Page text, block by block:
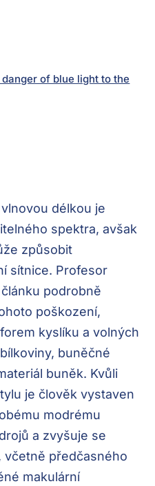
of blue light to the
délkou je
spektra, avšak
způsobit
sítnice. Profesor
podrobně
poškození,
kyslíku a volných
buněčné
buněk. Kvůli
je člověk vystaven
modrému
a zvyšuje se
včetně předčasného
makulární